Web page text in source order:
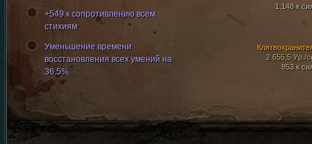
1,148 к
2 655,5 Ур./
853 к
+549 к сопротивлению всем
стихиям
Уменьшение времени
восстановления всех умений на
36.5%.